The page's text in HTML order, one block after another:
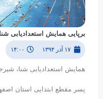
برپایی همایش استعدادیابی
۱۷ آذر ۱۳۹۴ ۱۴:۰۰
همایش استعدادیابی شنا،
پسر مقطع ابتدایی استان اصفهان روز 27 آذر 1394